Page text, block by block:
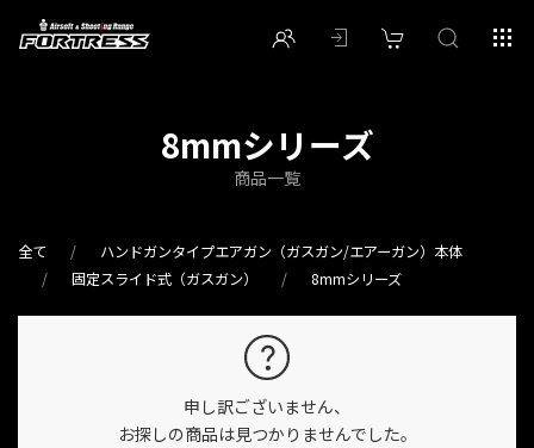
8mmシリーズ
商品一覧
全て
ハンドガンタイプエアガン（ガスガン/エアーガン）本体
固定スライド式（ガスガン）
8mmシリーズ
申し訳ございません、
お探しの商品は見つかりませんでした。